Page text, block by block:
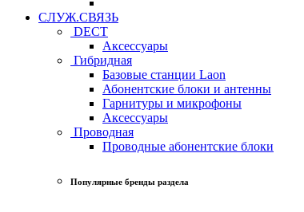
СЛУЖ.СВЯЗЬ
DECT
Аксессуары
Гибридная
Базовые станции Laon
Абонентские блоки и антенны
Гарнитуры и микрофоны
Аксессуары
Проводная
Проводные абонентские блоки
Популярные бренды раздела